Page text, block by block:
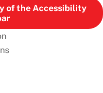
of the Accessibility